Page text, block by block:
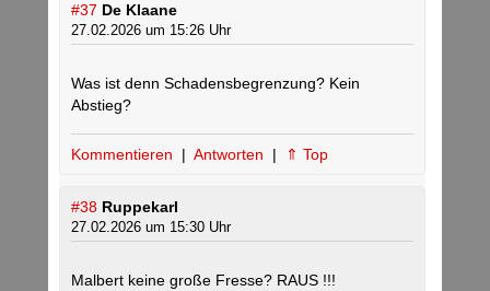
#37 De Klaane
27.02.2026 um 15:26 Uhr
Was ist denn Schadensbegrenzung? Kein
Abstieg?
Kommentieren | Antworten | ⇑ Top
#38 Ruppekarl
27.02.2026 um 15:30 Uhr
Malbert keine große Fresse? RAUS !!!